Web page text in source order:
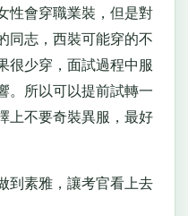
性會穿職業裝，但是對
同志，西裝可能穿的不
很少穿，面試過程中服
。所以可以提前試轉一
上不要奇裝異服，最好
素雅，讓考官看上去